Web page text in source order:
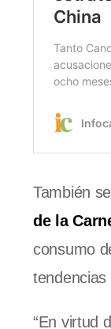
También
de la
consumo
tendencias
“En virtud